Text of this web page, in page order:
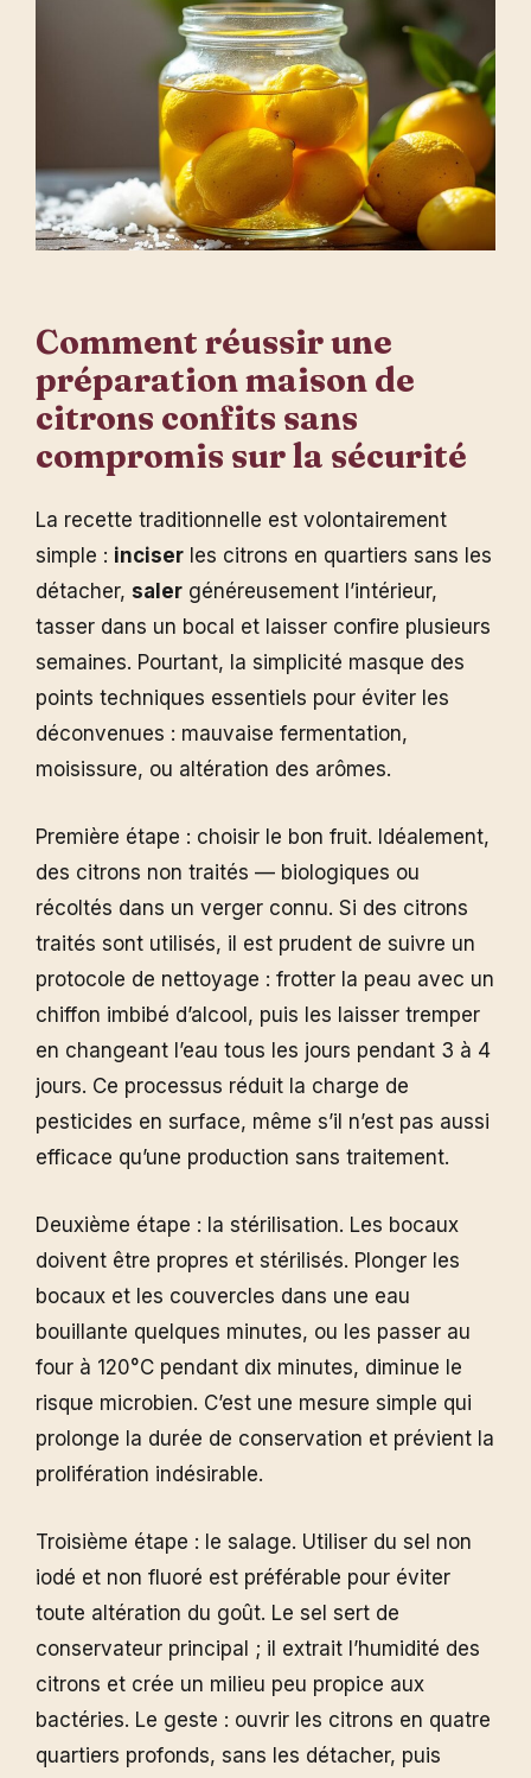
Comment réussir une
préparation maison de
citrons confits sans
compromis sur la sécurité
La recette traditionnelle est volontairement
simple : inciser les citrons en quartiers sans les
détacher, saler généreusement l’intérieur,
tasser dans un bocal et laisser confire plusieurs
semaines. Pourtant, la simplicité masque des
points techniques essentiels pour éviter les
déconvenues : mauvaise fermentation,
moisissure, ou altération des arômes.
Première étape : choisir le bon fruit. Idéalement,
des citrons non traités — biologiques ou
récoltés dans un verger connu. Si des citrons
traités sont utilisés, il est prudent de suivre un
protocole de nettoyage : frotter la peau avec un
chiffon imbibé d’alcool, puis les laisser tremper
en changeant l’eau tous les jours pendant 3 à 4
jours. Ce processus réduit la charge de
pesticides en surface, même s’il n’est pas aussi
efficace qu’une production sans traitement.
Deuxième étape : la stérilisation. Les bocaux
doivent être propres et stérilisés. Plonger les
bocaux et les couvercles dans une eau
bouillante quelques minutes, ou les passer au
four à 120°C pendant dix minutes, diminue le
risque microbien. C’est une mesure simple qui
prolonge la durée de conservation et prévient la
prolifération indésirable.
Troisième étape : le salage. Utiliser du sel non
iodé et non fluoré est préférable pour éviter
toute altération du goût. Le sel sert de
conservateur principal ; il extrait l’humidité des
citrons et crée un milieu peu propice aux
bactéries. Le geste : ouvrir les citrons en quatre
quartiers profonds, sans les détacher, puis